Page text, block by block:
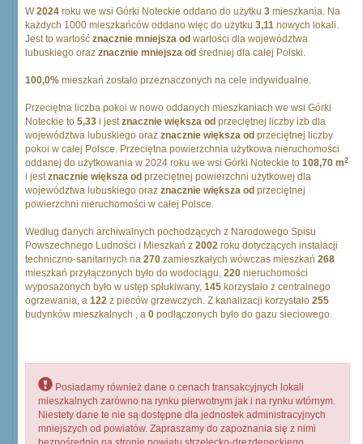
W2024 roku we wsi Górki Noteckie oddano do użytku 3 mieszkania. Na
każdych 1000 mieszkańców oddano więc do użytku 3,11 nowych lokali.
Jest to wartość znacznie mniejsza od wartości dla województwa
lubuskiego oraz znacznie mniejsza od średniej dla całej Polski.
100,0% mieszkań zostało przeznaczonych na cele indywidualne.
Przeciętna liczba pokoi w nowo oddanych mieszkaniach we wsi Górki
Noteckie to 5,33 i jestznacznie większa od przeciętnej liczby izb dla
województwa lubuskiego oraz znacznie większa od przeciętnej liczby
pokoi w całej Polsce. Przeciętna powierzchnia użytkowa nieruchomości
oddanej do użytkowania w 2024 roku we wsi Górki Noteckie to 108,70 m2
i jestznacznie większa od przeciętnej powierzchni użytkowej dla
województwa lubuskiego oraz znacznie większa od przeciętnej
powierzchni nieruchomości w całej Polsce.
Według danych archiwalnych pochodzących z Narodowego Spisu
Powszechnego Ludności i Mieszkań z 2002 roku dotyczących instalacji
techniczno-sanitarnych na 270 zamieszkałych wówczas mieszkań 268
mieszkań przyłączonych było do wodociągu, 220 nieruchomości
wyposażonych było w ustęp spłukiwany, 145 korzystało z centralnego
ogrzewania, a 122 z pieców grzewczych. Z kanalizacji korzystało 255
budynków mieszkalnych , a 0 podłączonych było do gazu sieciowego.
Posiadamy również dane o cenach transakcyjnych lokali
mieszkalnych zarówno na rynku pierwotnym jak i na rynku wtórnym.
Niestety dane te nie są dostępne dla jednostek administracyjnych
mniejszych od powiatów. Zapraszamy do zapoznania się z nimi